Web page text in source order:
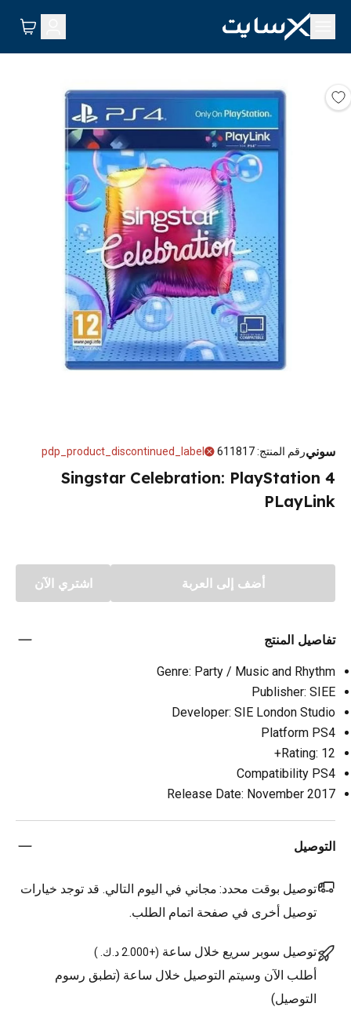
سونيرقم المنتج:
611817
pdp_product_discontinued_label
Singstar Celebration: PlayStation 4
PLayLink
أضف إلى العربة اشتري الآن
تفاصيل المنتج
Genre: Party / Music and Rhythm
Publisher: SIEE
Developer: SIE London Studio
Platform PS4
Rating: 12+
Compatibility PS4
Release Date: November 2017
التوصيل
توصيل بوقت محدد: مجاني في اليوم التالي. قد توجد خيارات
توصيل أخرى في صفحة اتمام الطلب.
توصيل سوبر سريع خلال ساعة (+2.000 د.ك. )
أطلب الآن وسيتم التوصيل خلال ساعة (تطبق رسوم
التوصيل)